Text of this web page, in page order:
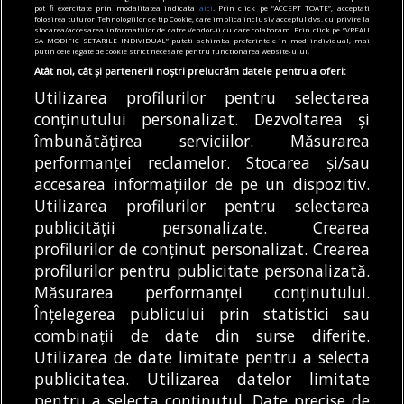
ajutor pentru îngrijirea bebelușilor. Cât
valorează tichetul social
05/08/2026
Articole Știri
Noi întreruperi de curent în București, Ilfov
și Giurgiu. Rețele Electrice Muntenia
transmite lista actualizată a străzilor
afectate
MODIFICĂ SETĂRILE COOKIES
© Copyright 2025 - Buletin de București.
Găzduit dePresslabs.com. Powered by TRS Design.
Despre
Noi
Media
Kit
Politică De
Confidențialitate
Cookie
Policy (EU)
Cookie
Policy
pot fi exercitate prin modalitatea indicata aici . Prin click pe “ACCEPT TOATE”, acceptati
folosirea tuturor Tehnologiilor de tip Cookie, care implica inclusiv acceptul dvs. cu privire la
stocarea/accesarea informatiilor de catre Vendor-ii cu care colaboram. Prin click pe “VREAU
SA MODIFIC SETARILE INDIVIDUAL” puteti schimba preferintele in mod individual, mai
putin cele legate de cookie strict necesare pentru functionarea website-ului.
Atât noi, cât și partenerii noștri prelucrăm datele pentru a oferi:
Utilizarea profilurilor pentru selectarea
conținutului personalizat. Dezvoltarea și
îmbunătățirea serviciilor. Măsurarea
performanței reclamelor. Stocarea și/sau
accesarea informațiilor de pe un dispozitiv.
Utilizarea profilurilor pentru selectarea
publicității personalizate. Crearea
profilurilor de conținut personalizat. Crearea
profilurilor pentru publicitate personalizată.
Măsurarea performanței conținutului.
Înțelegerea publicului prin statistici sau
combinații de date din surse diferite.
Utilizarea de date limitate pentru a selecta
publicitatea. Utilizarea datelor limitate